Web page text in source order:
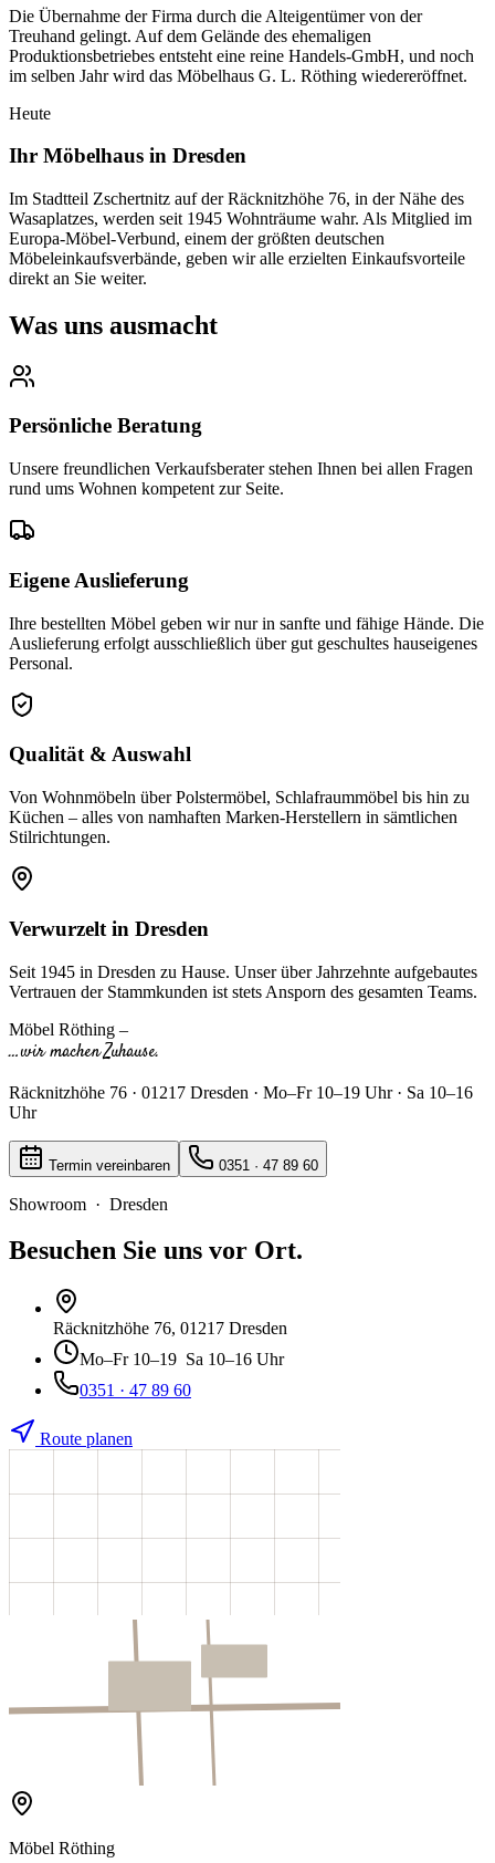
Die Übernahme der Firma durch die Alteigentümer von der
Treuhand gelingt. Auf dem Gelände des ehemaligen
Produktionsbetriebes entsteht eine reine Handels-GmbH, und noch
im selben Jahr wird das Möbelhaus G. L. Röthing wiedereröffnet.
Heute
Ihr Möbelhaus in Dresden
Im Stadtteil Zschertnitz auf der Räcknitzhöhe 76, in der Nähe des
Wasaplatzes, werden seit 1945 Wohnträume wahr. Als Mitglied im
Europa-Möbel-Verbund, einem der größten deutschen
Möbeleinkaufsverbände, geben wir alle erzielten Einkaufsvorteile
direkt an Sie weiter.
Was uns ausmacht
Persönliche Beratung
Unsere freundlichen Verkaufsberater stehen Ihnen bei allen Fragen
rund ums Wohnen kompetent zur Seite.
Eigene Auslieferung
Ihre bestellten Möbel geben wir nur in sanfte und fähige Hände. Die
Auslieferung erfolgt ausschließlich über gut geschultes hauseigenes
Personal.
Qualität & Auswahl
Von Wohnmöbeln über Polstermöbel, Schlafraummöbel bis hin zu
Küchen – alles von namhaften Marken-Herstellern in sämtlichen
Stilrichtungen.
Verwurzelt in Dresden
Seit 1945 in Dresden zu Hause. Unser über Jahrzehnte aufgebautes
Vertrauen der Stammkunden ist stets Ansporn des gesamten Teams.
Möbel Röthing –
…wir machen Zuhause.
Räcknitzhöhe 76 · 01217 Dresden · Mo–Fr 10–19 Uhr · Sa 10–16
Uhr
Termin vereinbaren 0351 · 47 89 60
Showroom · Dresden
Besuchen Sie uns vor Ort.
Räcknitzhöhe 76, 01217 Dresden
Mo–Fr10–19 Sa 10–16 Uhr
0351 · 47 89 60
Route planen
Möbel Röthing